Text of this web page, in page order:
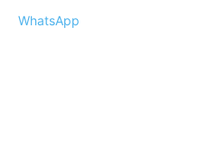
WhatsApp